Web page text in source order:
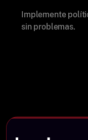
Implemente
sin problemas.